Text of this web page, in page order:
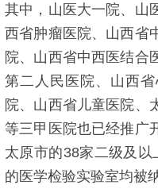
其中，山医大一院、山
西省肿瘤医院、山西省
院、山西省中西医结合
第二人民医院、山西
院、山西省儿童医院、
等三甲医院也已经推广
太原市的38家二级及
的医学检验实验室均被